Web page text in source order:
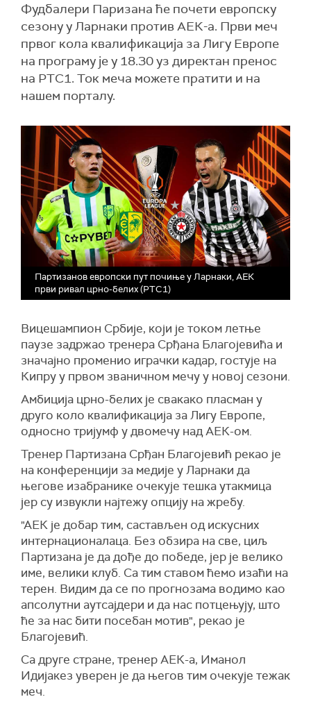
Фудбалери Паризана ће почети европску
сезону у Ларнаки против АЕК-а. Први меч
првог кола квалификација за Лигу Европе
на програму је у 18.30 уз директан пренос
на РТС1. Ток меча можете пратити и на
нашем порталу.
Партизанов европски пут почиње у Ларнаки, АЕК
први ривал црно-белих (РТС1)
Вицешампион Србије, који је током летње
паузе задржао тренера Срђана Благојевића и
значајно променио играчки кадар, гостује на
Кипру у првом званичном мечу у новој сезони.
Амбиција црно-белих је свакако пласман у
друго коло квалификација за Лигу Европе,
односно тријумф у двомечу над АЕК-ом.
Тренер Партизана Срђан Благојевић рекао је
на конференцији за медије у Ларнаки да
његове изабранике очекује тешка утакмица
јер су извукли најтежу опцију на жребу.
"АЕК је добар тим, састављен од искусних
интернационалаца. Без обзира на све, циљ
Партизана је да дође до победе, јер је велико
име, велики клуб. Са тим ставом ћемо изаћи на
терен. Видим да се по прогнозама водимо као
апсолутни аутсајдери и да нас потцењују, што
ће за нас бити посебан мотив", рекао је
Благојевић.
Са друге стране, тренер АЕК-а, Иманол
Идијакез уверен је да његов тим очекује тежак
меч.